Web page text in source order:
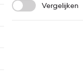
Vergelijken